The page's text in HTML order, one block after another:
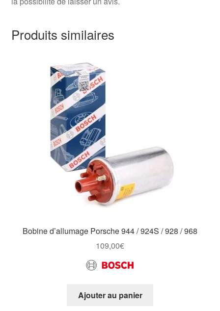
Produits similaires
Bobine d’allumage Porsche 944 / 924S / 928 / 968
109,00€
Ajouter au panier